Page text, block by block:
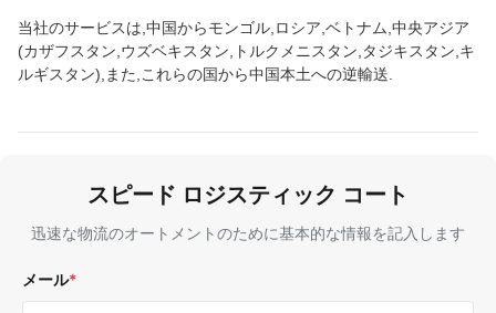
当社のサービスは,中国からモンゴル,ロシア,ベトナム,中央アジア
(カザフスタン,ウズベキスタン,トルクメニスタン,タジキスタン,キ
ルギスタン),また,これらの国から中国本土への逆輸送.
スピード ロジスティック コート
迅速な物流のオートメントのために基本的な情報を記入します
メール*